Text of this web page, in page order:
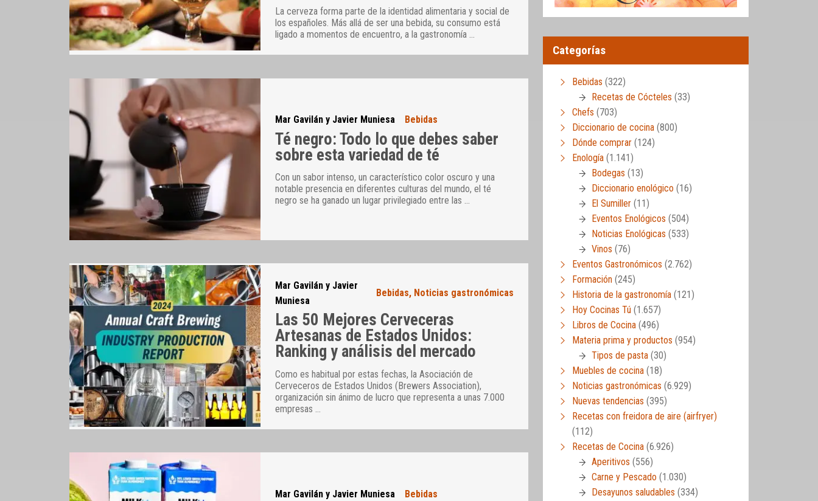
La cerveza forma parte de la identidad alimentaria y social de
los españoles. Más allá de ser una bebida, su consumo está
ligado a momentos de encuentro, a la gastronomía …
Mar Gavilán y Javier Muniesa Bebidas
Té negro: Todo lo que debes saber
sobre esta variedad de té
Con un sabor intenso, un característico color oscuro y una
notable presencia en diferentes culturas del mundo, el té
negro se ha ganado un lugar privilegiado entre las …
Mar Gavilán y Javier
Muniesa
Bebidas, Noticias gastronómicas
Las 50 Mejores Cerveceras
Artesanas de Estados Unidos:
Ranking y análisis del mercado
Como es habitual por estas fechas, la Asociación de
Cerveceros de Estados Unidos (Brewers Association),
organización sin ánimo de lucro que representa a unas 7.000
empresas
Mar Gavilán y Javier Muniesa Bebidas
Categorías
Bebidas (322)
Recetas de Cócteles (33)
Chefs (703)
Diccionario de cocina (800)
Dónde comprar (124)
Enología (1.141)
Bodegas (13)
Diccionario enológico (16)
El Sumiller (11)
Eventos Enológicos (504)
Noticias Enológicas (533)
Vinos (76)
Eventos Gastronómicos (2.762)
Formación (245)
Historia de la gastronomía (121)
Hoy Cocinas Tú (1.657)
Libros de Cocina (496)
Materia prima y productos (954)
Tipos de pasta (30)
Muebles de cocina (18)
Noticias gastronómicas (6.929)
Nuevas tendencias (395)
Recetas con freidora de aire (airfryer)
(112)
Recetas de Cocina (6.926)
Aperitivos (556)
Carne y Pescado (1.030)
Desayunos saludables (334)